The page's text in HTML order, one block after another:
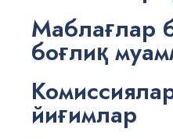
Маблағлар
боғлиқ
йиғимлар